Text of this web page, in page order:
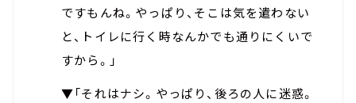
ですもんね。やっぱり、そこは気を遣わない
と、トイレに行く時なんかでも通りにくいで
すから。」
▼「それはナシ。やっぱり、後ろの人に迷惑。